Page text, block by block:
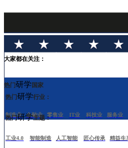
互
联
融
险
技
新
热门研学 国家
热门研学行业：
制造业 金融业 零售业 IT业 科技业 服务业
热门研学主题：
工业4.0 智能制造 人工智能 匠心传承 精益生
大家都在关注：